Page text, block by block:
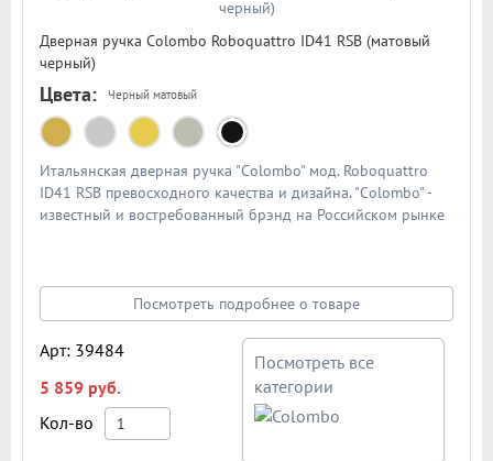
Дверная ручка Colombo Roboquattro ID41 RSB (матовый
черный)
Цвета: Черный матовый
Итальянская дверная ручка "Colombo" мод. Roboquattro
ID41 RSB превосходного качества и дизайна. "Colombo" -
известный и востребованный брэнд на Российском рынке
Посмотреть подробнее о товаре
Арт: 39484
5 859 руб.
Кол-во
Посмотреть все
категории